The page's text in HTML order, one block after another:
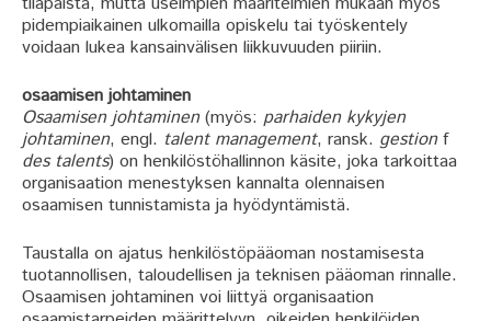
pidempiaikainen ulkomailla opiskelu tai työskentely
voidaan lukea kansainvälisen liikkuvuuden piiriin.
osaamisen johtaminen
Osaamisen johtaminen(myös: parhaiden kykyjen
johtaminen, engl. talent management, ransk. gestionf
des talents) on henkilöstöhallinnon käsite, joka tarkoittaa
organisaation menestyksen kannalta olennaisen
osaamisen tunnistamista ja hyödyntämistä.
Taustalla on ajatus henkilöstöpääoman nostamisesta
tuotannollisen, taloudellisen ja teknisen pääoman rinnalle.
Osaamisen johtaminen voi liittyä organisaation